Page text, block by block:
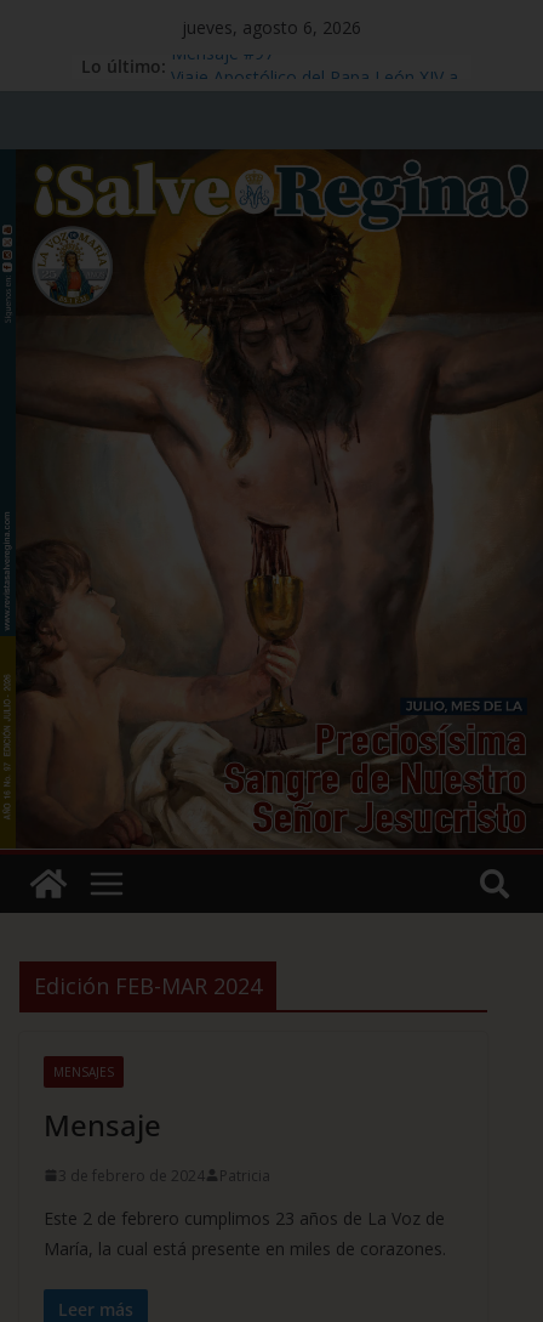
jueves, agosto 6, 2026
Lo último: Mensaje #97
Señor Jesucristo – Fiesta,1 de julio
Santo Tomás Apóstol – Memoria, 3
de julio
San Benito abad – Memoria,11 de
julio
Edición FEB-MAR 2024
MENSAJES
Mensaje
3 de febrero de 2024 Patricia
Este 2 de febrero cumplimos 23 años de La Voz de
María, la cual está presente en miles de corazones.
Leer más